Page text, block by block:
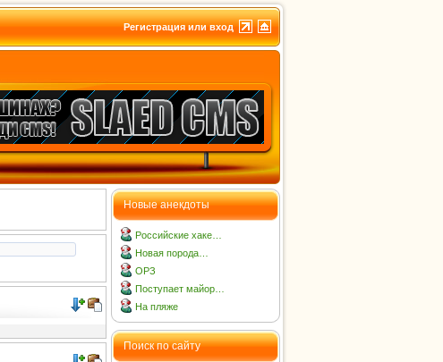
Регистрация или вход
Новые анекдоты
Российские хаке…
Новая порода…
ОРЗ
Поступает майор…
На пляже
Поиск по сайту